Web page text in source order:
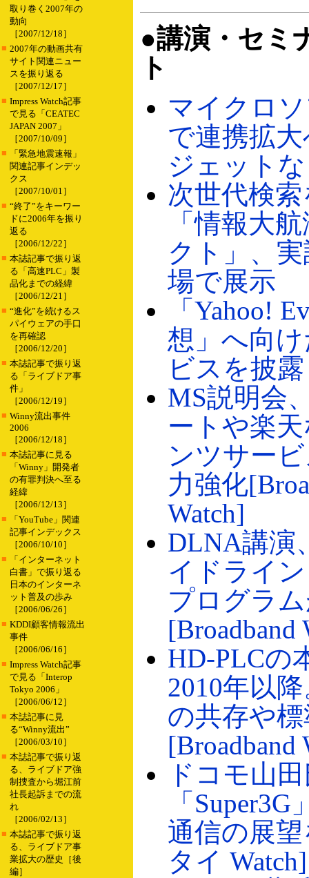
取り巻く2007年の
動向
［2007/12/18］
■ 2007年の動画共有
サイト関連ニュー
スを振り返る
［2007/12/17］
■ Impress Watch記事
で見る「CEATEC
JAPAN 2007」
［2007/10/09］
■
「緊急地震速報」
関連記事インデッ
クス
［2007/10/01］
■ “終了”をキーワー
ドに2006年を振り
返る
［2006/12/22］
■ 本誌記事で振り返
る「高速PLC」製
品化までの経緯
［2006/12/21］
■ “進化”を続けるス
パイウェアの手口
を再確認
［2006/12/20］
■ 本誌記事で振り返
る「ライブドア事
件」
［2006/12/19］
■ Winny流出事件
2006
［2006/12/18］
■ 本誌記事に見る
「Winny」開発者
の有罪判決へ至る
経緯
［2006/12/13］
■
「YouTube」関連
記事インデックス
［2006/10/10］
■
「インターネット
白書」で振り返る
日本のインターネ
ット普及の歩み
［2006/06/26］
■ KDDI顧客情報流出
事件
［2006/06/16］
■ Impress Watch記事
で見る「Interop
Tokyo 2006」
［2006/06/12］
■ 本誌記事に見
る“Winny流出”
［2006/03/10］
■ 本誌記事で振り返
る、ライブドア強
制捜査から堀江前
社長起訴までの流
れ
［2006/02/13］
■ 本誌記事で振り返
る、ライブドア事
業拡大の歴史［後
編］
●講演・セミ
ト
マイクロ
で連携拡
ジェット
次世代検
「情報大
クト」、
場で展示
「Yahoo!
想」へ向
ビスを披露
MS説明会
ートや楽
ンツサー
力強化
Watch]
DLNA講演
イドライ
プログラ
[Broadband
HD-PLCの
2010年以
の共存や
[Broadband
ドコモ山
「
通信の展
タイ Watch]